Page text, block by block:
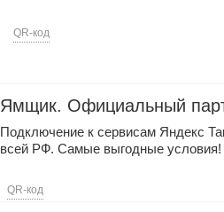
QR-код
Ямщик. Официальный
Подключение к сервисам Яндекс
всей РФ. Самые выгодные условия!
QR-код